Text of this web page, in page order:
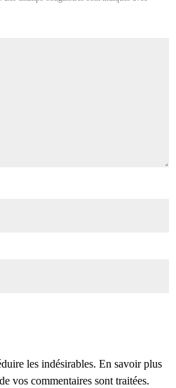
les indésirables. En savoir plus
vos commentaires sont traitées.